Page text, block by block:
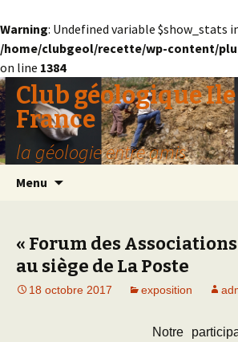
Warning: Undefined variable $show_stats
/home/clubgeol/recette/wp-content/
on line 1384
Club géologique Ile
France
la géologie entre amis
Menu
« Forum des Associations
au siège de La Poste
18 octobre 2017 exposition
Notre